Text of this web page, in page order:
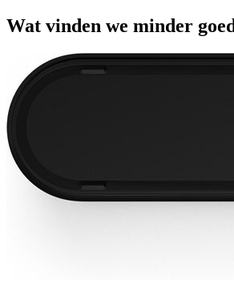
Wat vinden we minder goed